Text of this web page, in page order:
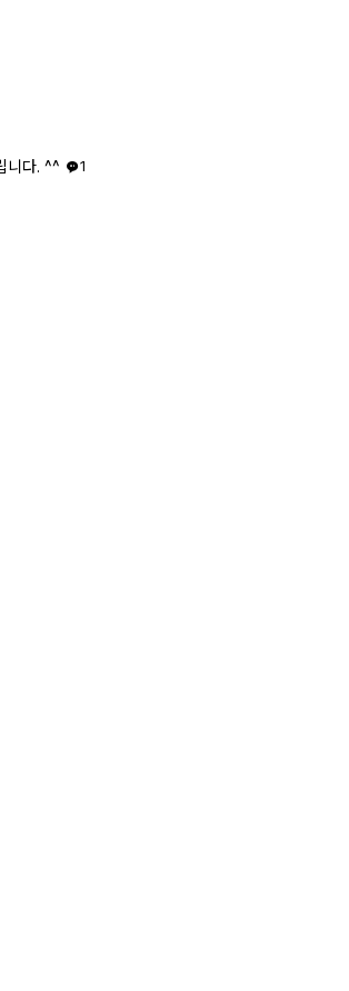
니다. ^^ 1